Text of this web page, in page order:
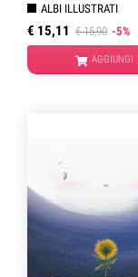
ALBI ILLUSTRATI
€ 15,11 € 15,90 -5%
AGGIUNGI